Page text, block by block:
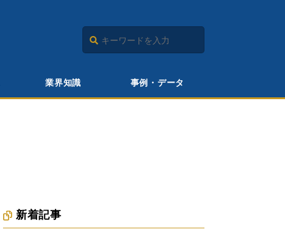
業界知識 事例・データ
新着記事